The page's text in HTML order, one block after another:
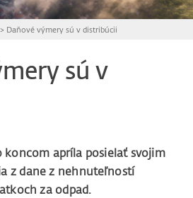
> Daňové výmery sú v distribúcii
sú v
koncom apríla posielať svojim
z dane z nehnuteľností
za odpad.